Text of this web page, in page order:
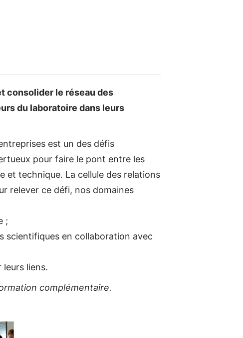
consolider le réseau des
du laboratoire dans leurs
est un des défis
pour faire le pont entre les
et technique. La cellule des relations
relever ce défi, nos domaines
;
scientifiques en collaboration avec
liens.
complémentaire.